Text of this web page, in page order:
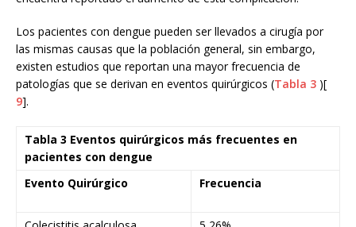
Los pacientes con dengue pueden ser llevados a cirugía por
las mismas causas que la población general, sin embargo,
existen estudios que reportan una mayor frecuencia de
patologías que se derivan en eventos quirúrgicos (Tabla 3 )[
9].
Tabla 3 Eventos quirúrgicos más frecuentes en
pacientes con dengue
Evento Quirúrgico
Frecuencia